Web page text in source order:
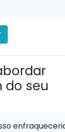
do seu